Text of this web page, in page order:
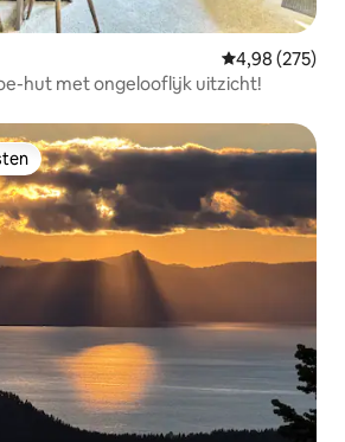
Gemiddelde
4,98 (275)
hut met ongelooflijk uitzicht!